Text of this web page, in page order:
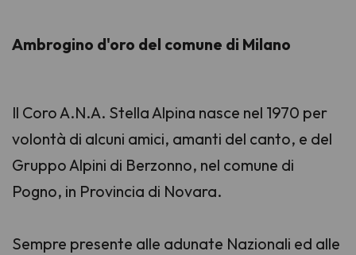
Ambrogino d'oro del comune di Milano
Il Coro A.N.A. Stella Alpina nasce nel 1970 per
volontà di alcuni amici, amanti del canto, e del
Gruppo Alpini di Berzonno, nel comune di
Pogno, in Provincia di Novara.
Sempre presente alle adunate Nazionali ed alle